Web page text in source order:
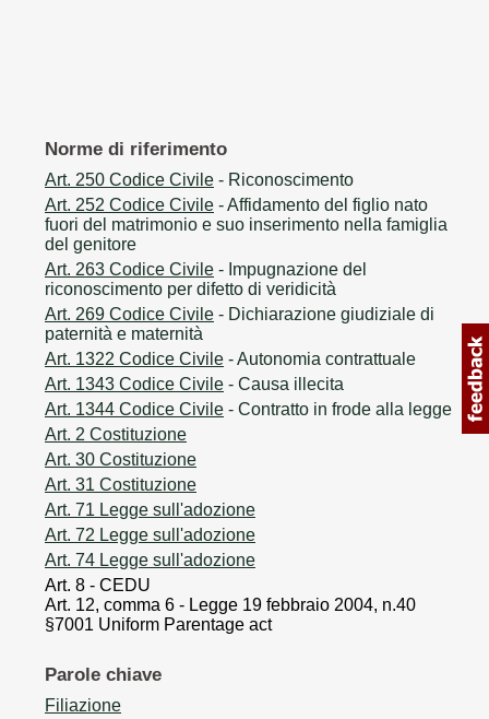
Norme di riferimento
Art. 250 Codice Civile - Riconoscimento
Art. 252 Codice Civile - Affidamento del figlio nato
fuori del matrimonio e suo inserimento nella famiglia
del genitore
Art. 263 Codice Civile - Impugnazione del
riconoscimento per difetto di veridicità
Art. 269 Codice Civile - Dichiarazione giudiziale di
paternità e maternità
Art. 1322 Codice Civile - Autonomia contrattuale
Art. 1343 Codice Civile - Causa illecita
Art. 1344 Codice Civile - Contratto in frode alla legge
Art. 2 Costituzione
Art. 30 Costituzione
Art. 31 Costituzione
Art. 71 Legge sull'adozione
Art. 72 Legge sull'adozione
Art. 74 Legge sull'adozione
Art. 8 - CEDU
Art. 12, comma 6 - Legge 19 febbraio 2004, n.40
§7001 Uniform Parentage act
Parole chiave
Filiazione